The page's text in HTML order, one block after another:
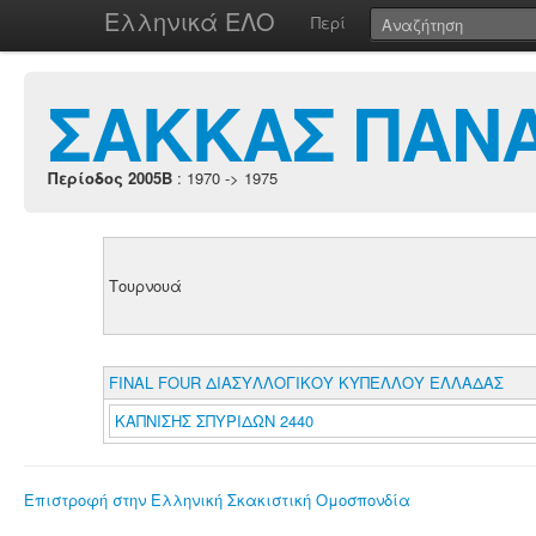
Ελληνικά ΕΛΟ Περί
ΣΑΚΚΑΣ
Περίοδος 2005B : 1970 -> 1975
Τουρνουά
FINAL FOUR ΔΙΑΣΥΛΛΟΓΙΚΟΥ ΚΥΠΕΛΛΟΥ ΕΛΛΑΔΑΣ
ΚΑΠΝΙΣΗΣ ΣΠΥΡΙΔΩΝ 2440
Επιστροφή στην Ελληνική Σκακιστική Ομοσπονδία